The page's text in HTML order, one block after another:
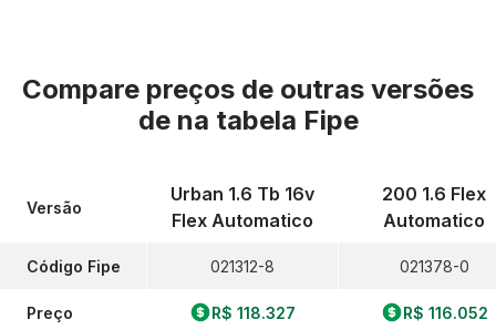
Compare preços de outras versões
de na tabela Fipe
Versão
Código Fipe
Preço
Urban 1.6 Tb 16v
Flex Automatico
021312-8
R$ 118.327
200 1.6 Flex
Automatico
021378-0
R$ 116.052